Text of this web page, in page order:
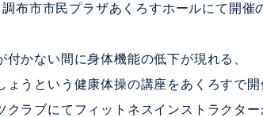
布市市民プラザあくろすホールにて開催
付かない間に身体機能の低下が現れる、
ょうという健康体操の講座をあくろすで
クラブにてフィットネスインストラクタ